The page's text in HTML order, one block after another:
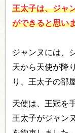
王太子は、ジャ
ができると思い
ジャンヌには、
天から天使が降
り、王太子の部
天使は、王冠を
王太子がジャン